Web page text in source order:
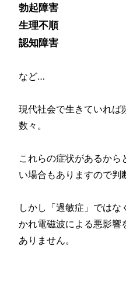
勃起障害
生理不順
認知障害
など…
現代社会で生きていれば
数々。
これらの症状があるから
い場合もありますので判
しかし「過敏症」では
かれ電磁波による悪影響
ありません。